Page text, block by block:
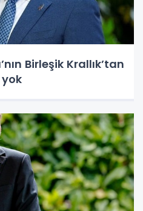
Birleşik Krallık’tan